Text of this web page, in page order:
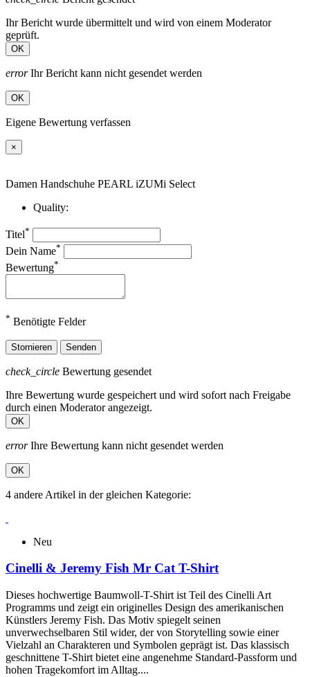
Ihr Bericht wurde übermittelt und wird von einem Moderator
geprüft.
OK
errorIhr Bericht kann nicht gesendet werden
OK
Eigene Bewertung verfassen
×
Damen Handschuhe PEARL iZUMi Select
Quality:
Titel*
Dein Name*
Bewertung*
* Benötigte Felder
Stornieren Senden
check_circle Bewertung gesendet
Ihre Bewertung wurde gespeichert und wird sofort nach Freigabe
durch einen Moderator angezeigt.
OK
errorIhre Bewertung kann nicht gesendet werden
OK
4 andere Artikel in der gleichen Kategorie:
Neu
Cinelli & Jeremy Fish Mr Cat T-Shirt
Dieses hochwertige Baumwoll-T-Shirt ist Teil des Cinelli Art
Programms und zeigt ein originelles Design des amerikanischen
Künstlers Jeremy Fish. Das Motiv spiegelt seinen
unverwechselbaren Stil wider, der von Storytelling sowie einer
Vielzahl an Charakteren und Symbolen geprägt ist. Das klassisch
geschnittene T-Shirt bietet eine angenehme Standard-Passform und
hohen Tragekomfort im Alltag....